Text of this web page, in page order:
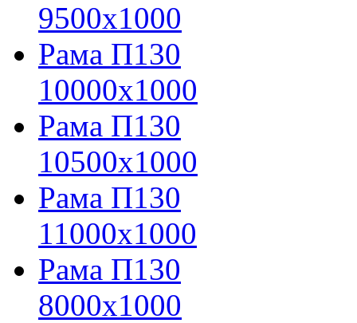
9500х1000
Рама П130
10000х1000
Рама П130
10500х1000
Рама П130
11000х1000
Рама П130
8000х1000